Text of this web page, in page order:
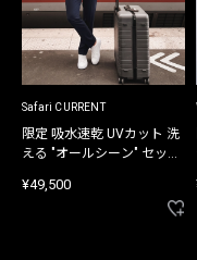
Safari CURRENT
限定 吸水速乾 UVカット 洗
える "オールシーン" セット
¥49,500